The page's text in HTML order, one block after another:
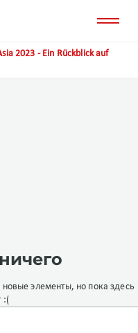
2023 - Ein Rückblick auf
элементы, но пока здесь
:(